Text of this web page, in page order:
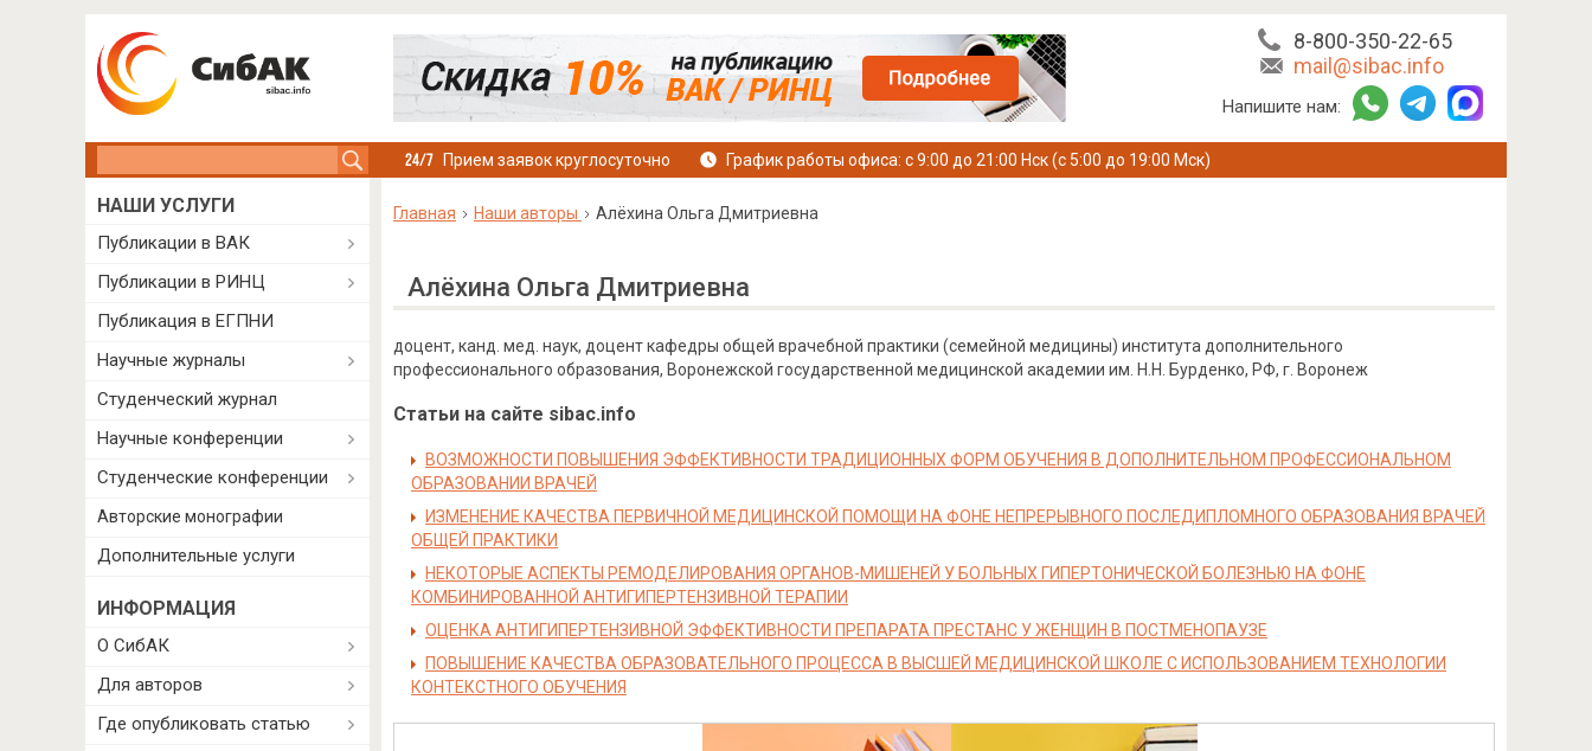
8-800-350-22-65
mail@sibac.info
Напишите нам:
Прием заявок круглосуточно График работы офиса: с 9:00 до 21:00 Нск (с 5:00 до 19:00 Мск)
Главная Наши авторы Алёхина Ольга Дмитриевна
Алёхина Ольга Дмитриевна
доцент, канд. мед. наук, доцент кафедры общей врачебной практики (семейной медицины) института дополнительного
профессионального образования, Воронежской государственной медицинской академии им. Н.Н. Бурденко, РФ, г. Воронеж
Статьи на сайте sibac.info
ВОЗМОЖНОСТИ ПОВЫШЕНИЯ ЭФФЕКТИВНОСТИ ТРАДИЦИОННЫХ ФОРМ ОБУЧЕНИЯ В ДОПОЛНИТЕЛЬНОМ ПРОФЕССИОНАЛЬНОМ
ОБРАЗОВАНИИ ВРАЧЕЙ
ИЗМЕНЕНИЕ КАЧЕСТВА ПЕРВИЧНОЙ МЕДИЦИНСКОЙ ПОМОЩИ НА ФОНЕ НЕПРЕРЫВНОГО ПОСЛЕДИПЛОМНОГО ОБРАЗОВАНИЯ ВРАЧЕЙ
ОБЩЕЙ ПРАКТИКИ
НЕКОТОРЫЕ АСПЕКТЫ РЕМОДЕЛИРОВАНИЯ ОРГАНОВ-МИШЕНЕЙ У БОЛЬНЫХ ГИПЕРТОНИЧЕСКОЙ БОЛЕЗНЬЮ НА ФОНЕ
КОМБИНИРОВАННОЙ АНТИГИПЕРТЕНЗИВНОЙ ТЕРАПИИ
ОЦЕНКА АНТИГИПЕРТЕНЗИВНОЙ ЭФФЕКТИВНОСТИ ПРЕПАРАТА ПРЕСТАНС У ЖЕНЩИН В ПОСТМЕНОПАУЗЕ
ПОВЫШЕНИЕ КАЧЕСТВА ОБРАЗОВАТЕЛЬНОГО ПРОЦЕССА В ВЫСШЕЙ МЕДИЦИНСКОЙ ШКОЛЕ С ИСПОЛЬЗОВАНИЕМ ТЕХНОЛОГИИ
КОНТЕКСТНОГО ОБУЧЕНИЯ
НАШИ УСЛУГИ
Публикации в ВАК
Публикации в РИНЦ
Публикация в ЕГПНИ
Научные журналы
Студенческий журнал
Научные конференции
Студенческие конференции
Авторские монографии
Дополнительные услуги
ИНФОРМАЦИЯ
О СибАК
Для авторов
Где опубликовать статью